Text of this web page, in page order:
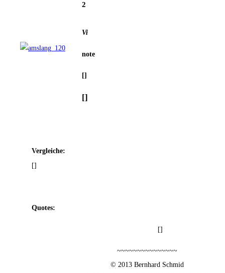
2
Vi
note
[]
[]
Ver­glei­che:
[]
Quo­tes:
[]
~~~~~~~~~~~~~~~
© 2013 Bern­hard Schmid